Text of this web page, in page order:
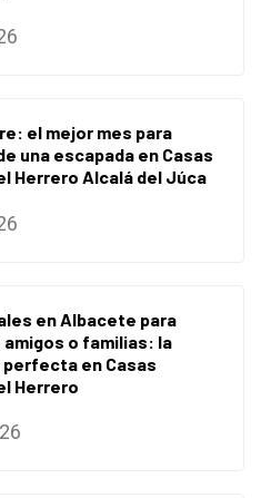
el mejor mes para
una escapada en Casas
Herrero Alcalá del Júca
en Albacete para
amigos o familias: la
perfecta en Casas
Herrero